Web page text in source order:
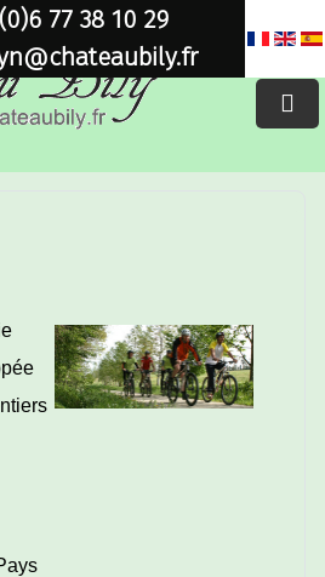
77 38 10 29
×